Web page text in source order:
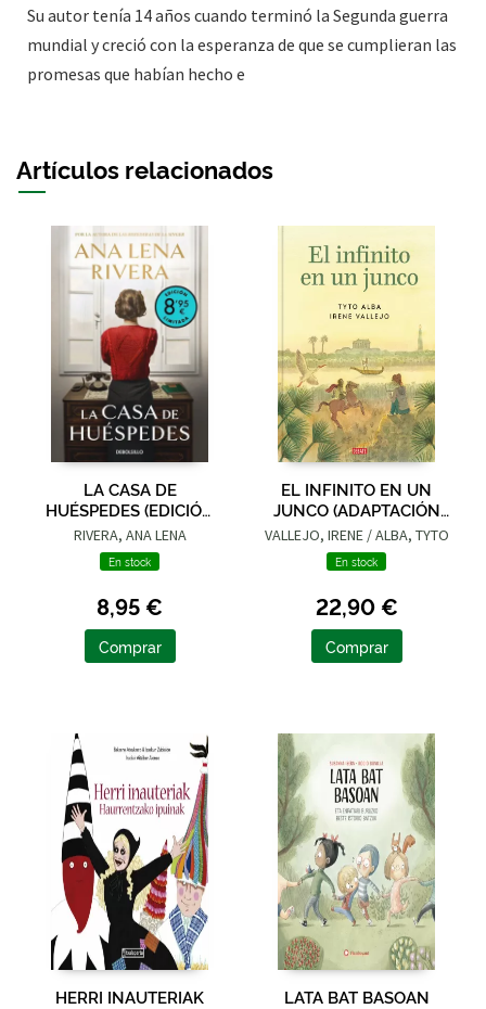
Su autor tenía 14 años cuando terminó la Segunda guerra
mundial y creció con la esperanza de que se cumplieran las
promesas que habían hecho e
Artículos relacionados
LA CASA DE
HUÉSPEDES (EDICIÓN
LIMITADA · VERANO)
RIVERA, ANA LENA
En stock
8,95 €
Comprar
EL INFINITO EN UN
JUNCO (ADAPTACIÓN
GRÁFICA)
VALLEJO, IRENE / ALBA, TYTO
En stock
22,90 €
Comprar
HERRI INAUTERIAK LATA BAT BASOAN